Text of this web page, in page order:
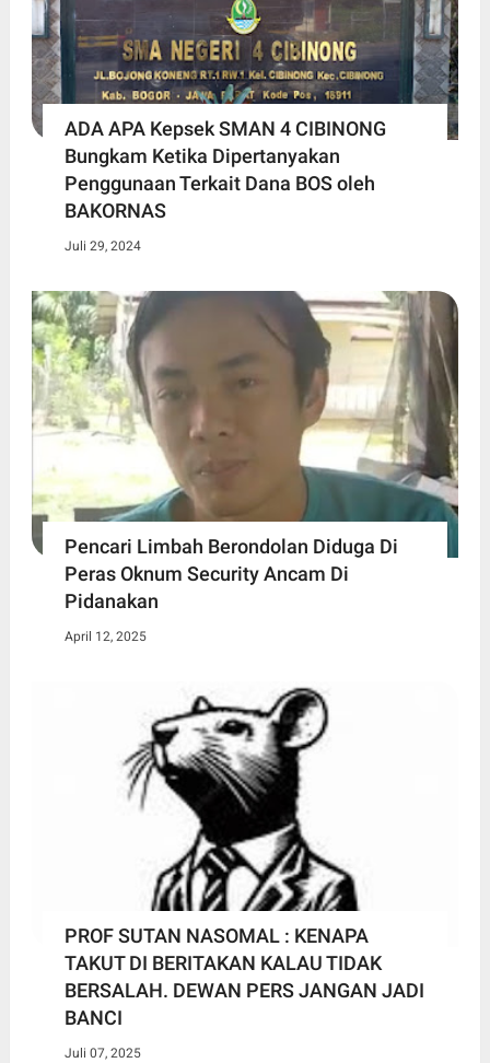
ADA APA Kepsek SMAN 4 CIBINONG
Bungkam Ketika Dipertanyakan
Penggunaan Terkait Dana BOS oleh
BAKORNAS
Juli 29, 2024
Pencari Limbah Berondolan Diduga Di
Peras Oknum Security Ancam Di
Pidanakan
April 12, 2025
PROF SUTAN NASOMAL : KENAPA
TAKUT DI BERITAKAN KALAU TIDAK
BERSALAH. DEWAN PERS JANGAN JADI
BANCI
Juli 07, 2025